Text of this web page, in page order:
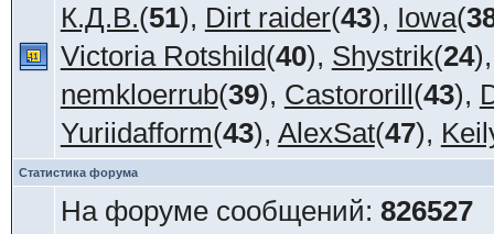
К.Д.В.(51), Dirt raider(43), Iowa(
Victoria Rotshild(40), Shystrik(24
nemkloerrub(39), Castororill(43),
Yuriidafform(43), AlexSat(47),
Статистика форума
На форуме сообщений: 826527